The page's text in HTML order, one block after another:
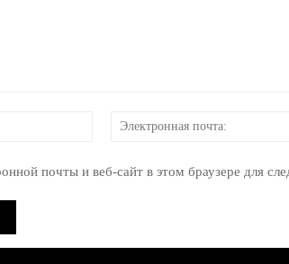
Имя:
почты и веб-сайт в этом браузере для